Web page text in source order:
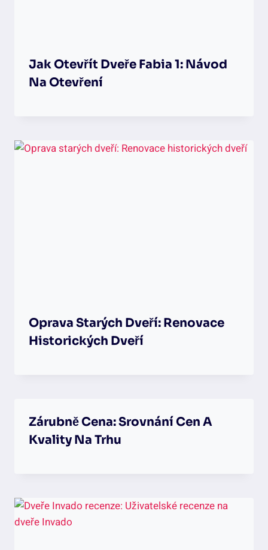
Jak Otevřít Dveře Fabia 1: Návod
Na Otevření
Oprava Starých Dveří: Renovace
Historických Dveří
Zárubně Cena: Srovnání Cen A
Kvality Na Trhu